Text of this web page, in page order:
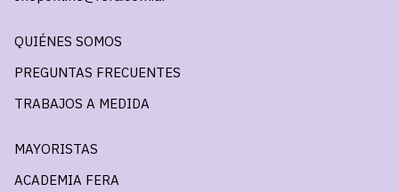
QUIÉNES SOMOS
PREGUNTAS FRECUENTES
TRABAJOS A MEDIDA
MAYORISTAS
ACADEMIA FERA